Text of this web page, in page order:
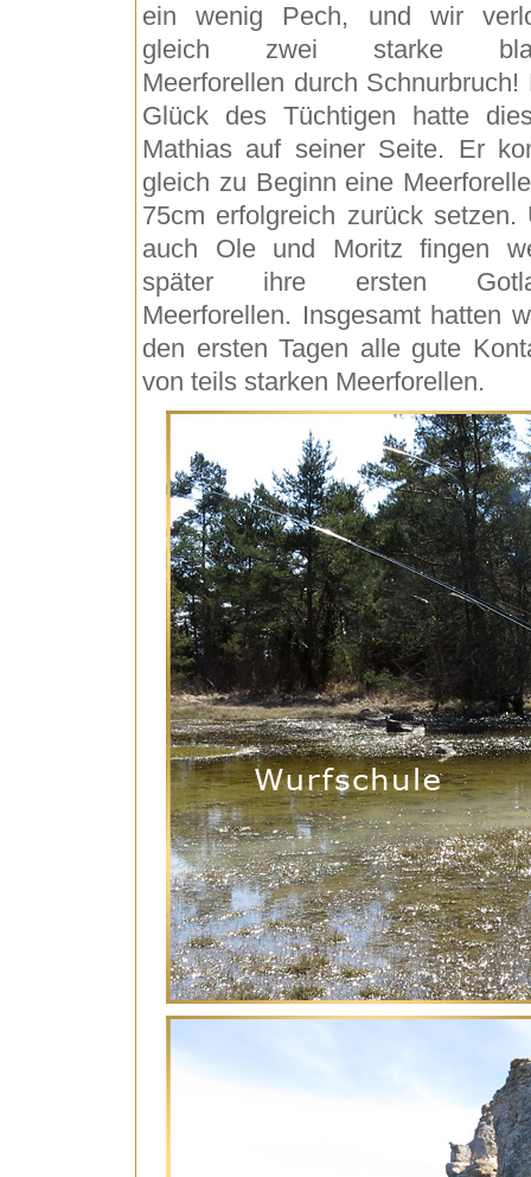
ein wenig Pech, und wir
gleich zwei starke
Meerforellen durch Schnurbruch!
Glück des Tüchtigen hatte
Mathias auf seiner Seite. Er
gleich zu Beginn eine
75cm erfolgreich zurück setzen.
auch Ole und Moritz fingen
später ihre ersten
Meerforellen. Insgesamt hatten
den ersten Tagen alle gute
von teils starken Meerforellen.